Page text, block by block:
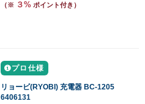
（※ ３% ポイント付き）
プロ仕様
リョービ(RYOBI) 充電器 BC-1205
6406131